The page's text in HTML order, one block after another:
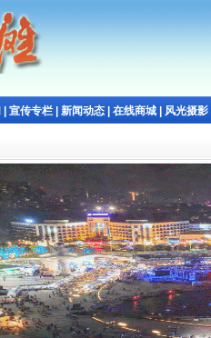
宣传专栏 新闻动态 在线商城 风光摄影